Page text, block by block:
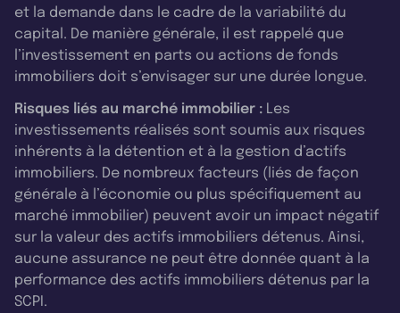
et la demande dans le cadre de la variabilité du
capital. De manière générale, il est rappelé que
l’investissement en parts ou actions de fonds
immobiliers doit s’envisager sur une durée longue.
Risques liés au marché immobilier : Les
investissements réalisés sont soumis aux risques
inhérents à la détention et à la gestion d’actifs
immobiliers. De nombreux facteurs (liés de façon
générale à l’économie ou plus spécifiquement au
marché immobilier) peuvent avoir un impact négatif
sur la valeur des actifs immobiliers détenus. Ainsi,
aucune assurance ne peut être donnée quant à la
performance des actifs immobiliers détenus par la
SCPI.